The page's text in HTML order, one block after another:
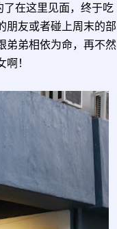
在这里见面，终于吃
朋友或者碰上周末的部
弟弟相依为命，再不然
！